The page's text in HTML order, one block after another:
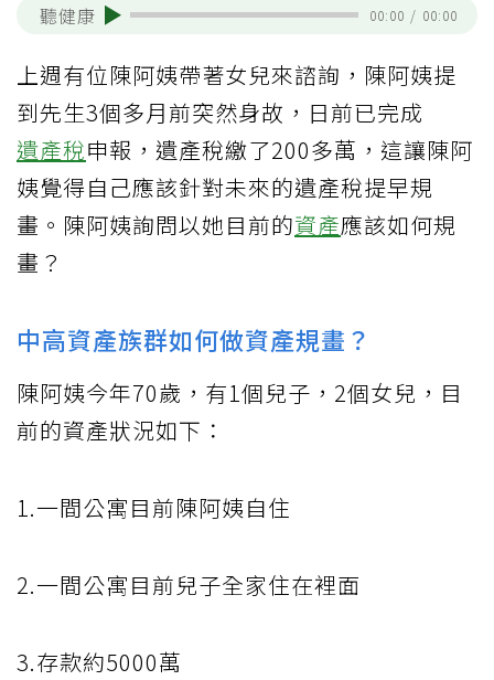
聽健康 00:00 / 00:00
上週有位陳阿姨帶著女兒來諮詢，陳阿姨提
到先生3個多月前突然身故，日前已完成
遺產稅申報，遺產稅繳了200多萬，這讓陳阿
姨覺得自己應該針對未來的遺產稅提早規
畫。陳阿姨詢問以她目前的資產應該如何規
畫？
中高資產族群如何做資產規畫？
陳阿姨今年70歲，有1個兒子，2個女兒，目
前的資產狀況如下：
1.一間公寓目前陳阿姨自住
2.一間公寓目前兒子全家住在裡面
3.存款約5000萬